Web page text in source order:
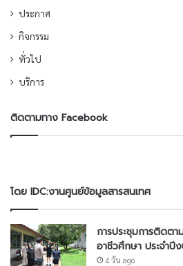
ประกาศ
กิจกรรม
ทั่วไป
บริการ
ติดตามทาง Facebook
โดย IDC:งานศูนย์ข้อมูลสารสนเทศ
การประชุมการติดตา
อาชีวศึกษา ประจำ
4 วัน ago